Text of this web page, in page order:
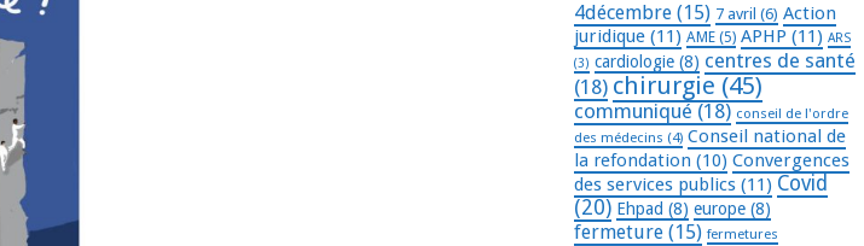
4décembre (15) 7 avril (6) Action
juridique (11) AME (5) APHP (11) ARS
(3) cardiologie (8) centres de santé
(18) chirurgie (45)
communiqué (18) conseil de l'ordre
des médecins (4) Conseil national de
la refondation (10) Convergences
des services publics (11) Covid
(20) Ehpad (8) europe (8)
fermeture (15) fermetures